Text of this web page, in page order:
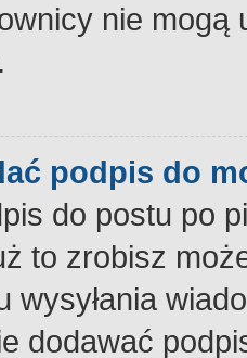
nie
podpis do
do postu po
to zrobisz
wysyłania
dodawać